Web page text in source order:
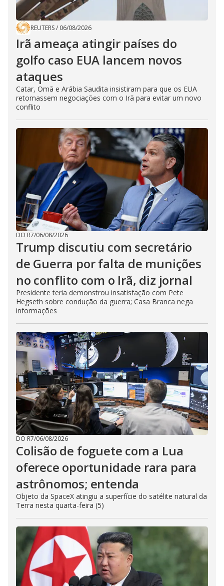
REUTERS/ 06/08/2026
Irã ameaça atingir países do
golfo caso EUA lancem novos
ataques
Catar, Omã e Arábia Saudita insistiram para que os EUA
retomassem negociações com o Irã para evitar um novo
conflito
DO R7/06/08/2026
Trump discutiu com secretário
de Guerra por falta de munições
no conflito com o Irã, diz jornal
Presidente teria demonstrou insatisfação com Pete
Hegseth sobre condução da guerra; Casa Branca nega
informações
DO R7/06/08/2026
Colisão de foguete com a Lua
oferece oportunidade rara para
astrônomos; entenda
Objeto da SpaceX atingiu a superfície do satélite natural da
Terra nesta quarta-feira (5)